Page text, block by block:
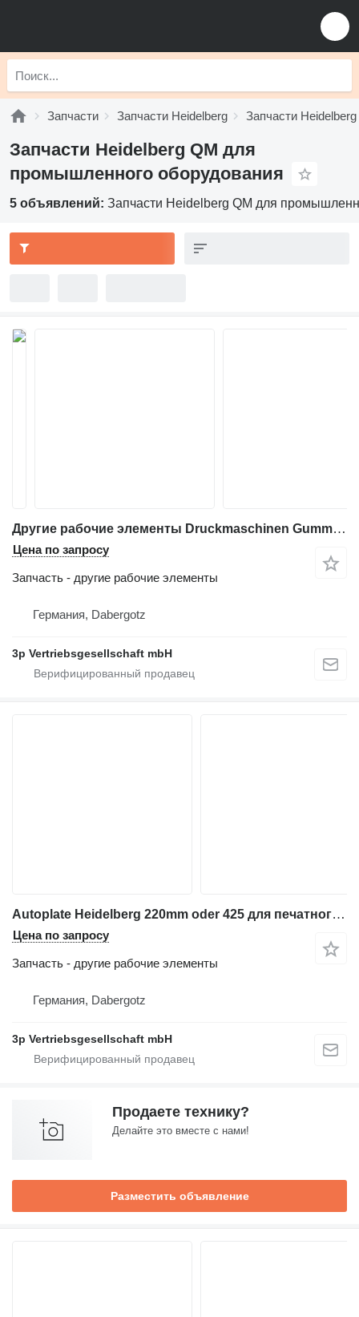
Запчасти Запчасти Heidelberg Запчасти
Запчасти Heidelberg QM для
промышленного оборудования
5 объявлений: Запчасти Heidelberg QM для
Другие рабочие элементы Druckmaschinen Gummituch passend для печатного оборудования Heidelberg PM 46 QM 46 Perf
Цена по запросу
Запчасть - другие рабочие элементы
Германия, Dabergotz
3p Vertriebsgesellschaft mbH
Autoplate Heidelberg 220mm oder 425 для печатного оборудования Heidelberg Speedmaster QM 46
Цена по запросу
Запчасть - другие рабочие элементы
Германия, Dabergotz
3p Vertriebsgesellschaft mbH
Продаете технику?
Делайте это вместе с нами!
Разместить объявление